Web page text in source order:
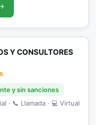
Y CONSULTORES
y sin sanciones
· 📞 Llamada · 💻 Virtual